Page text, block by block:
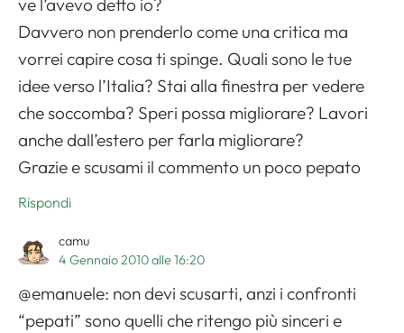
ve l’avevo detto io?
Davvero non prenderlo come una critica ma
vorrei capire cosa ti spinge. Quali sono le tue
idee verso l’Italia? Stai alla finestra per vedere
che soccomba? Speri possa migliorare? Lavori
anche dall’estero per farla migliorare?
Grazie e scusami il commento un poco pepato
Rispondi
camu
4 Gennaio 2010 alle 16:20
@emanuele: non devi scusarti, anzi i confronti
“pepati” sono quelli che ritengo più sinceri e